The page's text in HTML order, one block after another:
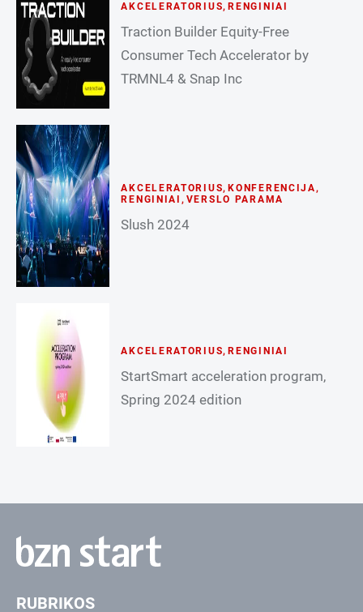
AKCELERATORIUS, RENGINIAI
Traction Builder Equity-Free
Consumer Tech Accelerator by
TRMNL4 & Snap Inc
AKCELERATORIUS, KONFERENCIJA,
RENGINIAI , VERSLO PARAMA
Slush 2024
AKCELERATORIUS, RENGINIAI
StartSmart acceleration program,
Spring 2024 edition
RUBRIKOS